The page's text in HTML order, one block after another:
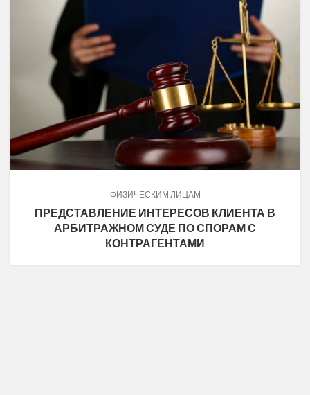
ФИЗИЧЕСКИМ ЛИЦАМ
ПРЕДСТАВЛЕНИЕ ИНТЕРЕСОВ КЛИЕНТА В
АРБИТРАЖНОМ СУДЕ ПО СПОРАМ С
КОНТРАГЕНТАМИ